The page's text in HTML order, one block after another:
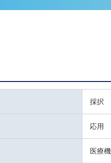
採択
応用
医療